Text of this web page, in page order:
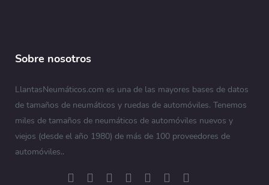
Sobre nosotros
LlantasNeumáticos.com es una de las mayores bases de datos
de tamaños de neumáticos y ruedas de automóviles. Tenemos
miles de tamaños de neumáticos de automóviles nuevos y
viejos (desde el año 1980) de más de 100 proveedores de
automóviles..